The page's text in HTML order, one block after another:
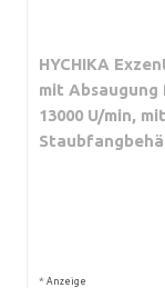
HYCHIKA
mit Absaugung
13000 U/min,
* Anzeige